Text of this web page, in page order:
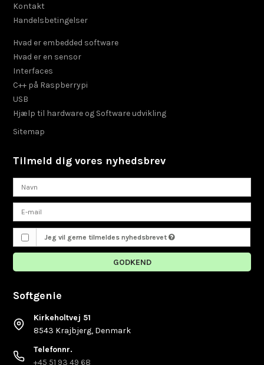
Kontakt
Handelsbetingelser
Hvad er embedded software
Hvad er en sensor
Interfaces
C++ på Raspberrypi
USB
Hjælp til hardware og Software udvikling
Sitemap
Tilmeld dig vores nyhedsbrev
Jeg vil gerne tilmeldes nyhedsbrevet
GODKEND
Softgenie
Kirkeholtvej 51
8543 Krajbjerg, Denmark
Telefonnr.
+45 51 93 49 68